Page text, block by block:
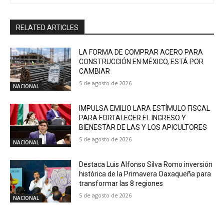
RELATED ARTICLES
NACIONAL
LA FORMA DE COMPRAR ACERO PARA
CONSTRUCCIÓN EN MÉXICO, ESTÁ POR
CAMBIAR
5 de agosto de 2026
NACIONAL
IMPULSA EMILIO LARA ESTÍMULO FISCAL
PARA FORTALECER EL INGRESO Y
BIENESTAR DE LAS Y LOS APICULTORES
5 de agosto de 2026
NACIONAL
Destaca Luis Alfonso Silva Romo inversión
histórica de la Primavera Oaxaqueña para
transformar las 8 regiones
5 de agosto de 2026